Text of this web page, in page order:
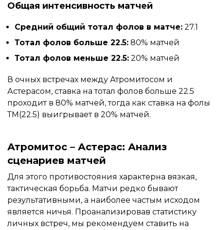
Общая интенсивность матчей
Средний общий тотал фолов в матче: 27.1
Тотал фолов больше 22.5: 80% матчей
Тотал фолов меньше 22.5: 20% матчей
В очных встречах между Атромитосом и
Астерасом, ставка на тотал фолов больше 22.5
проходит в 80% матчей, тогда как ставка на фолы
ТМ(22.5) выигрывает в 20% матчей.
Атромитос – Астерас: Анализ
сценариев матчей
Для этого противостояния характерна вязкая,
тактическая борьба. Матчи редко бывают
результативными, а наиболее частым исходом
является ничья. Проанализировав статистику
личных встреч, мы рекомендуем ставить на